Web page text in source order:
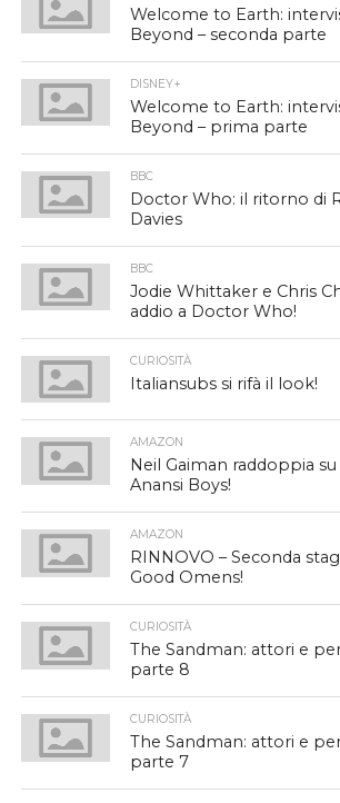
Welcome to Earth:
Beyond – seconda parte
DISNEY+
Welcome to Earth:
Beyond – prima parte
BBC
Doctor Who: il ritorno di
Davies
BBC
Jodie Whittaker e Chris
addio a Doctor Who!
CURIOSITÀ
Italiansubs si rifà il look!
AMAZON
Neil Gaiman raddoppia
Anansi Boys!
AMAZON
RINNOVO – Seconda
Good Omens!
CURIOSITÀ
The Sandman: attori e
parte 8
CURIOSITÀ
The Sandman: attori e
parte 7